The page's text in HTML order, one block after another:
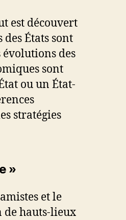
est découvert
États sont
des
sont
ou un État-
stratégies
»
et le
de hauts-lieux